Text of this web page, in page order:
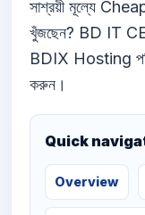
সাশ্রয়ী মূল্যে
খুঁজছেন? BD IT
BDIX Hosting
করুন।
Quick
Overview